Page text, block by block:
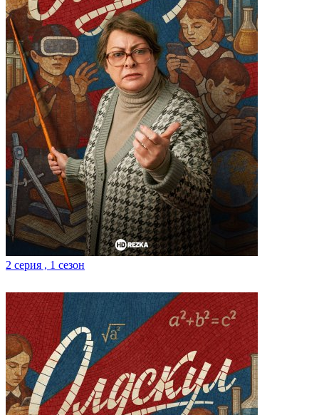
2 серия , 1 сезон